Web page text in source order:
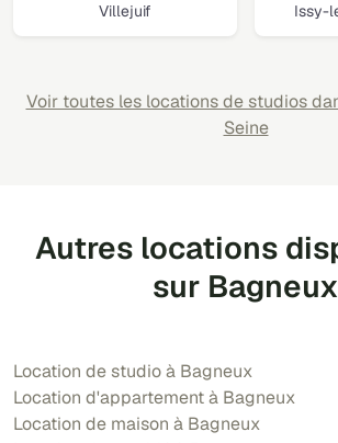
Villejuif
Issy-
Voir toutes les locations de studios
Seine
Autres locations
sur Bagneux
Location de studio à Bagneux
Location d'appartement à Bagneux
Location de maison à Bagneux